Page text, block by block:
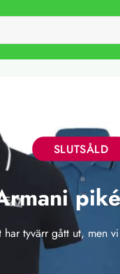
SLUTSÅLD
har tyvärr gått ut, men